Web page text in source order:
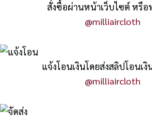
สั่งซื้อผ่านหน้าเว็บไซต์ หรือ
@milliaircloth
แจ้งโอนเงินโดยส่งสลิปโอนเงิ
@milliaircloth